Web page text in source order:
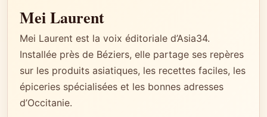
Mei Laurent
Mei Laurent est la voix éditoriale d’Asia34.
Installée près de Béziers, elle partage ses repères
sur les produits asiatiques, les recettes faciles, les
épiceries spécialisées et les bonnes adresses
d’Occitanie.